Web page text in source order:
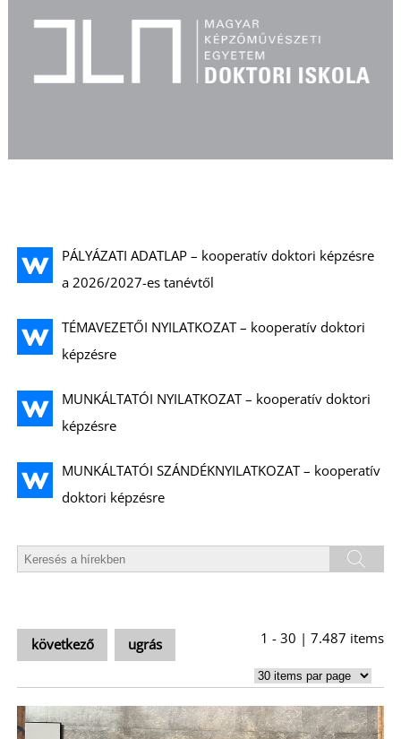
PÁLYÁZATI ADATLAP – kooperatív doktori képzésre
a 2026/2027-es tanévtől
TÉMAVEZETŐI NYILATKOZAT – kooperatív doktori
képzésre
MUNKÁLTATÓI NYILATKOZAT – kooperatív doktori
képzésre
MUNKÁLTATÓI SZÁNDÉKNYILATKOZAT – kooperatív
doktori képzésre
következő ugrás 1 - 30 | 7.487 items